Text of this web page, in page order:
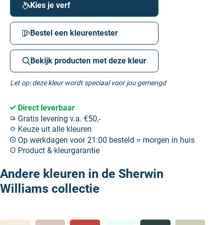
Kies je verf
Bestel een kleurentester
Bekijk producten met deze kleur
Let op: deze kleur wordt speciaal voor jou gemengd
Direct leverbaar
Gratis levering v.a. €50,-
Keuze uit alle kleuren
Op werkdagen voor 21:00 besteld = morgen in huis
Product & kleurgarantie
Andere kleuren in de Sherwin
Williams collectie